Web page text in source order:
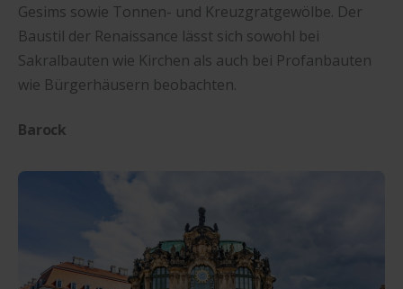
Gesims sowie Tonnen- und Kreuzgratgewölbe. Der
Baustil der Renaissance lässt sich sowohl bei
Sakralbauten wie Kirchen als auch bei Profanbauten
wie Bürgerhäusern beobachten.
Barock